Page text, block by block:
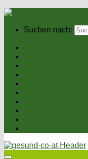
Suchen nach: